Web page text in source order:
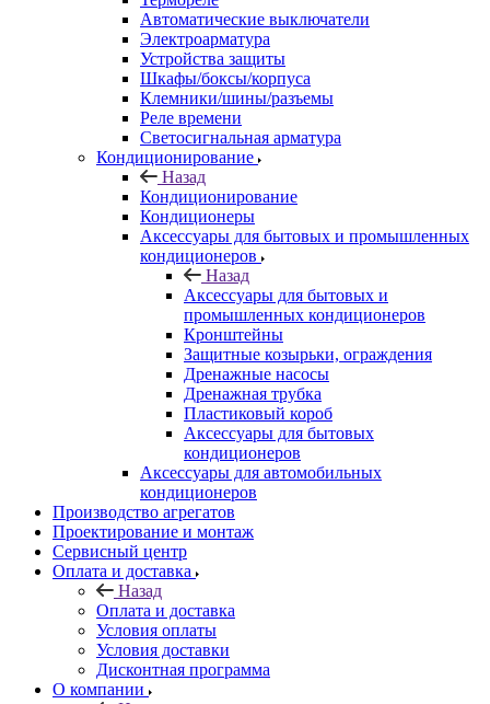
Автоматические выключатели
Электроарматура
Устройства защиты
Шкафы/боксы/корпуса
Клемники/шины/разъемы
Реле времени
Светосигнальная арматура
Кондиционирование
Назад
Кондиционирование
Кондиционеры
Аксессуары для бытовых и промышленных
кондиционеров
Назад
Аксессуары для бытовых и
промышленных кондиционеров
Кронштейны
Защитные козырьки, ограждения
Дренажные насосы
Дренажная трубка
Пластиковый короб
Аксессуары для бытовых
кондиционеров
Аксессуары для автомобильных
кондиционеров
Производство агрегатов
Проектирование и монтаж
Сервисный центр
Оплата и доставка
Назад
Оплата и доставка
Условия оплаты
Условия доставки
Дисконтная программа
О компании